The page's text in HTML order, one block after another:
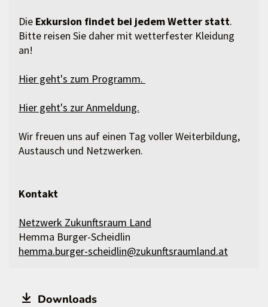
Die Exkursion findet bei jedem Wetter statt.
Bitte reisen Sie daher mit wetterfester Kleidung
an!
Hier geht's zum Programm.
Hier geht's zur Anmeldung.
Wir freuen uns auf einen Tag voller Weiterbildung,
Austausch und Netzwerken.
Kontakt
Netzwerk Zukunftsraum Land
Hemma Burger-Scheidlin
hemma.burger-scheidlin@zukunftsraumland.at
Downloads